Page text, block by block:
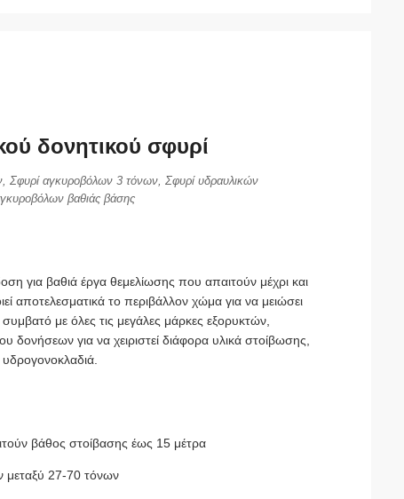
δονητικού σφυρί
Σφυρί αγκυροβόλων 3 τόνων, Σφυρί υδραυλικών
βαθιάς βάσης
για βαθιά έργα θεμελίωσης που απαιτούν μέχρι και
αποτελεσματικά το περιβάλλον χώμα για να μειώσει
με όλες τις μεγάλες μάρκες εξορυκτών,
δονήσεων για να χειριστεί διάφορα υλικά στοίβωσης,
βάθος στοίβασης έως 15 μέτρα
μεταξύ 27-70 τόνων